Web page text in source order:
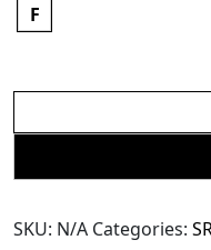
F
Midnight
Oversized
(TJK201)
SKU: N/A Categories: